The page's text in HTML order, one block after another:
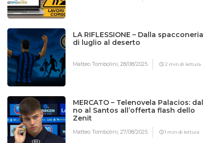
LA RIFLESSIONE – Dalla spacconeria
di luglio al deserto
Matteo Tombolini,28/08/2025 2 min di lettura
MERCATO – Telenovela Palacios: dal
no al Santos all’offerta flash dello
Zenit
Matteo Tombolini,27/08/2025 1 min di lettura